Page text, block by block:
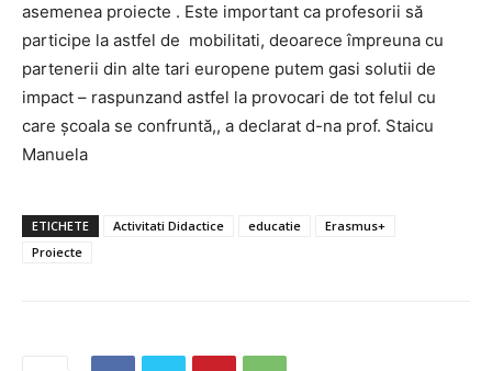
asemenea proiecte . Este important ca profesorii să
participe la astfel de mobilitati, deoarece împreuna cu
partenerii din alte tari europene putem gasi solutii de
impact – raspunzand astfel la provocari de tot felul cu
care școala se confruntă,, a declarat d-na prof. Staicu
Manuela
ETICHETE Activitati Didactice educatie
Erasmus+
Proiecte